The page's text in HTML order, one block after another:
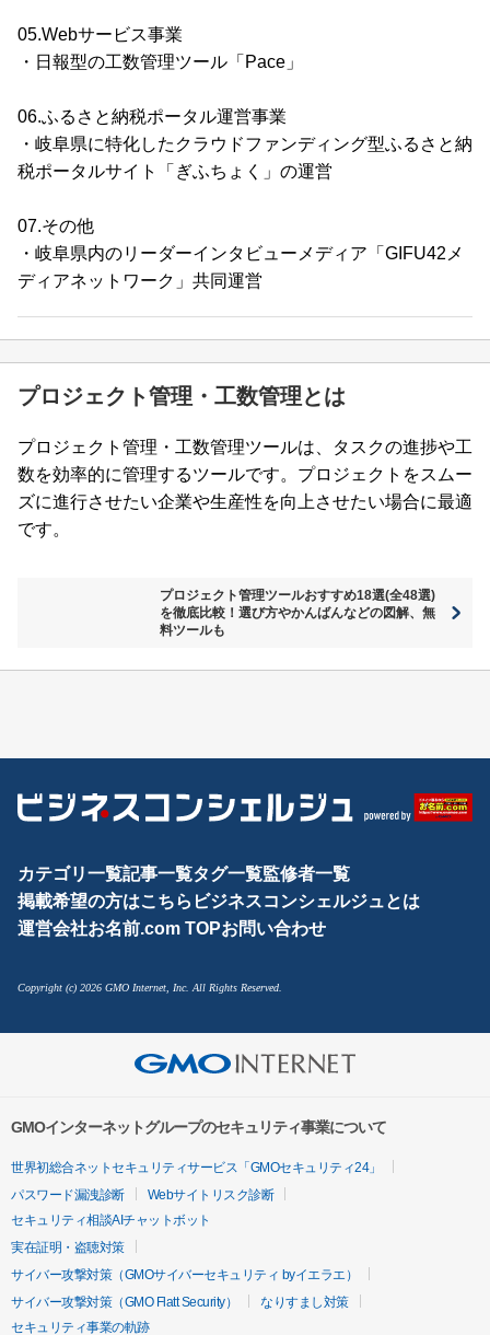
05.Webサービス事業
・日報型の工数管理ツール「Pace」
06.ふるさと納税ポータル運営事業
・岐阜県に特化したクラウドファンディング型ふるさと納
税ポータルサイト「ぎふちょく」の運営
07.その他
・岐阜県内のリーダーインタビューメディア「GIFU42メ
ディアネットワーク」共同運営
プロジェクト管理・工数管理とは
プロジェクト管理・工数管理ツールは、タスクの進捗や工
数を効率的に管理するツールです。プロジェクトをスムー
ズに進行させたい企業や生産性を向上させたい場合に最適
です。
プロジェクト管理ツールおすすめ18選(全48選)
を徹底比較！選び方やかんばんなどの図解、無
料ツールも
カテゴリ一覧記事一覧タグ一覧監修者一覧
掲載希望の方はこちら ビジネスコンシェルジュとは
運営会社お名前.com TOPお問い合わせ
Copyright (c) 2026 GMO Internet, Inc. All Rights Reserved.
GMOインターネットグループのセキュリティ事業について
世界初総合ネットセキュリティサービス「GMOセキュリティ24」
パスワード漏洩診断
Webサイトリスク診断
セキュリティ相談AIチャットボット
実在証明・盗聴対策
サイバー攻撃対策（GMOサイバーセキュリティ byイエラエ）
サイバー攻撃対策（GMO Flatt Security）
なりすまし対策
セキュリティ事業の軌跡